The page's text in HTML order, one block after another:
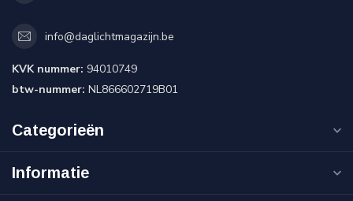
info@daglichtmagazijn.be
KVK nummer: 94010749
btw-nummer: NL866602719B01
Categorieën
Informatie